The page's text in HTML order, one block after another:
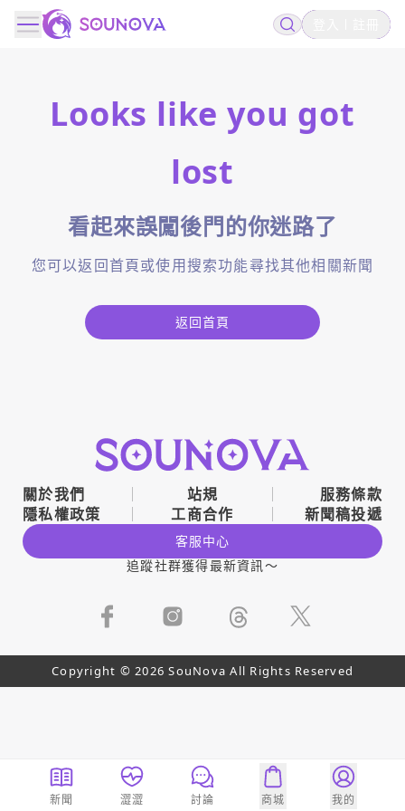
Looks like you got
lost
看起來誤闖後門的你迷路了
您可以返回首頁或使用搜索功能尋找其他相關新聞
返回首頁
關於我們 站規
服務條款
隱私權政策
工商合作 新聞稿投遞
客服中心
追蹤社群獲得最新資訊～
Copyright © 2026 SouNova All Rights Reserved
新聞 澀澀 討論 商城 我的